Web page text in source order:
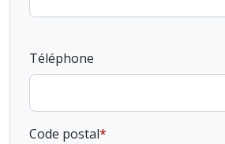
Téléphone
Code postal